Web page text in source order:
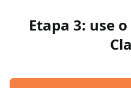
Etapa 3: use